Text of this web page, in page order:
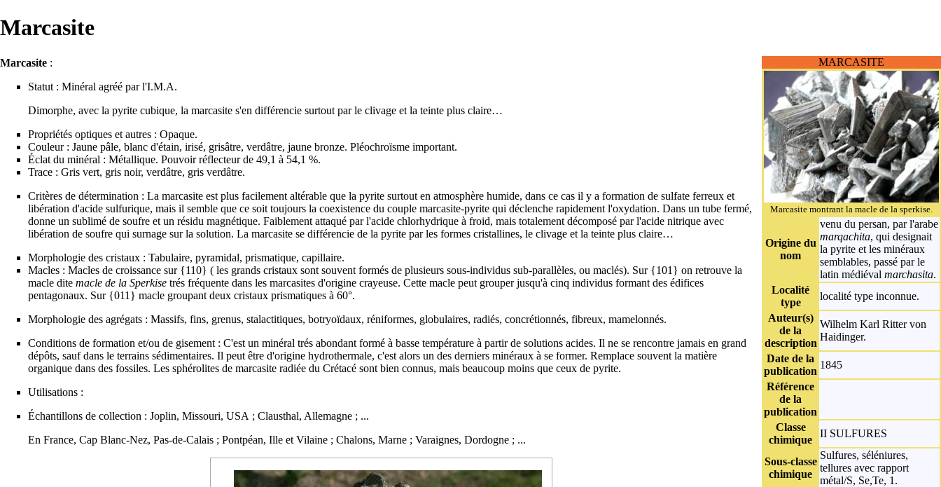
Marcasite
MARCASITE
Marcasite montrant la macle de la sperkise.
Origine du
nom
venu du persan, par l'arabe
marqachita, qui designait
la pyrite et les minéraux
semblables, passé par le
latin médiéval marchasita.
Localité
type
localité type inconnue.
Auteur(s)
de la
description
Wilhelm Karl Ritter von
Haidinger.
Date de la
publication
1845
Référence
de la
publication
Classe
chimique
II SULFURES
Sous-classe
chimique
Sulfures, séléniures,
tellures avec rapport
métal/S, Se,Te, 1.
Marcasite :
Statut : Minéral agréé par l'I.M.A.
Dimorphe, avec la pyrite cubique, la marcasite s'en différencie surtout par le clivage et la teinte plus claire…
Propriétés optiques et autres : Opaque.
Couleur : Jaune pâle, blanc d'étain, irisé, grisâtre, verdâtre, jaune bronze. Pléochroïsme important.
Éclat du minéral : Métallique. Pouvoir réflecteur de 49,1 à 54,1 %.
Trace : Gris vert, gris noir, verdâtre, gris verdâtre.
Critères de détermination : La marcasite est plus facilement altérable que la pyrite surtout en atmosphère humide, dans ce cas il y a formation de sulfate ferreux et
libération d'acide sulfurique, mais il semble que ce soit toujours la coexistence du couple marcasite-pyrite qui déclenche rapidement l'oxydation. Dans un tube fermé,
donne un sublimé de soufre et un résidu magnétique. Faiblement attaqué par l'acide chlorhydrique à froid, mais totalement décomposé par l'acide nitrique avec
libération de soufre qui surnage sur la solution. La marcasite se différencie de la pyrite par les formes cristallines, le clivage et la teinte plus claire…
Morphologie des cristaux : Tabulaire, pyramidal, prismatique, capillaire.
Macles : Macles de croissance sur {110} ( les grands cristaux sont souvent formés de plusieurs sous-individus sub-parallèles, ou maclés). Sur {101} on retrouve la
macle dite macle de la Sperkise trés fréquente dans les marcasites d'origine crayeuse. Cette macle peut grouper jusqu'à cinq individus formant des édifices
pentagonaux. Sur {011} macle groupant deux cristaux prismatiques à 60°.
Morphologie des agrégats : Massifs, fins, grenus, stalactitiques, botryoïdaux, réniformes, globulaires, radiés, concrétionnés, fibreux, mamelonnés.
Conditions de formation et/ou de gisement : C'est un minéral trés abondant formé à basse température à partir de solutions acides. Il ne se rencontre jamais en grand
dépôts, sauf dans le terrains sédimentaires. Il peut être d'origine hydrothermale, c'est alors un des derniers minéraux à se former. Remplace souvent la matière
organique dans des fossiles. Les sphérolites de marcasite radiée du Crétacé sont bien connus, mais beaucoup moins que ceux de pyrite.
Utilisations :
Échantillons de collection : Joplin, Missouri, USA ; Clausthal, Allemagne ; ...
En France, Cap Blanc-Nez, Pas-de-Calais ; Pontpéan, Ille et Vilaine ; Chalons, Marne ; Varaignes, Dordogne ; ...